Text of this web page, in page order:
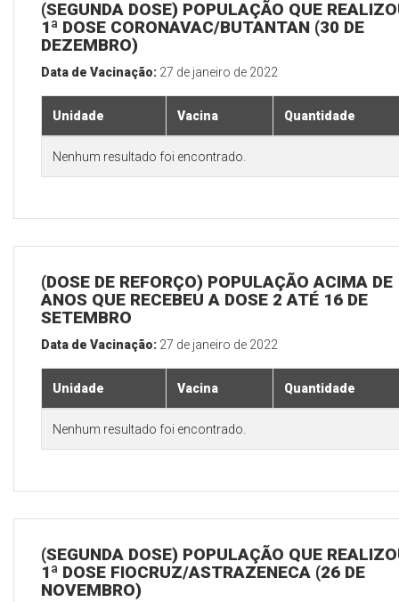
(SEGUNDA DOSE) POPULAÇÃO QUE
1ª DOSE CORONAVAC/BUTANTAN (30 DE
DEZEMBRO)
Data de Vacinação: 27 de janeiro de 2022
Unidade Vacina Quantidade
Nenhum resultado foi encontrado.
(DOSE DE REFORÇO) POPULAÇÃO ACIMA DE
ANOS QUE RECEBEU A DOSE 2 ATÉ 16 DE
SETEMBRO
Data de Vacinação: 27 de janeiro de 2022
Unidade Vacina Quantidade
Nenhum resultado foi encontrado.
(SEGUNDA DOSE) POPULAÇÃO QUE
1ª DOSE FIOCRUZ/ASTRAZENECA (26 DE
NOVEMBRO)